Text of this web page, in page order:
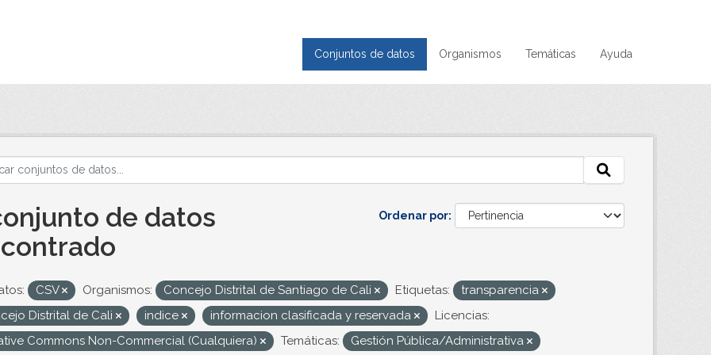
Conjuntos de datos Organismos Temáticas Ayuda
Ordenar por
de datos
CSV Organismos: Concejo Distrital de Santiago de Cali Etiquetas:
transparencia
Distrital de Cali
indice informacion clasificada y reservada
Licencias:
Commons Non-Commercial (Cualquiera)
Temáticas: Gestión Pública/Administrativa